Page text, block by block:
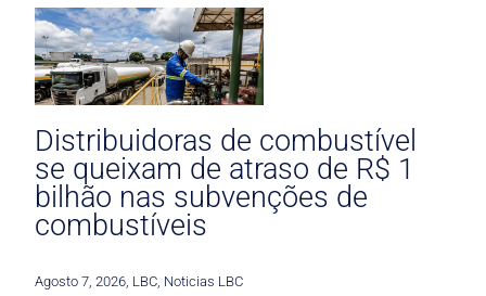
Distribuidoras de combustível
se queixam de atraso de R$ 1
bilhão nas subvenções de
combustíveis
Agosto 7, 2026 LBC Noticias LBC